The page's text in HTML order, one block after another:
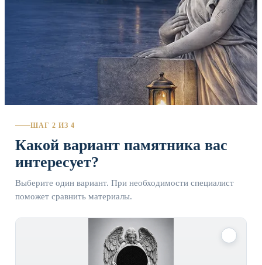
ШАГ 2 ИЗ 4
Какой вариант памятника вас
интересует?
Выберите один вариант. При необходимости специалист
поможет сравнить материалы.